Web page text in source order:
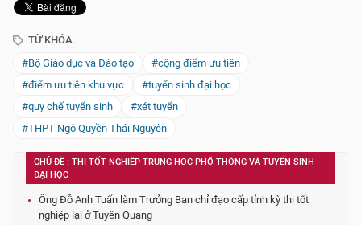
TỪ KHÓA:
#Bộ Giáo dục và Đào tạo
#cộng điểm ưu tiên
#điểm ưu tiên khu vực
#tuyển sinh đại học
#quy chế tuyển sinh
#xét tuyển
#THPT Ngô Quyền Thái Nguyên
CHỦ ĐỀ : THI TỐT NGHIỆP TRUNG HỌC PHỔ THÔNG VÀ TUYỂN SINH
ĐẠI HỌC
Ông Đỗ Anh Tuấn làm Trưởng Ban chỉ đạo cấp tỉnh kỳ thi tốt
nghiệp lại ở Tuyên Quang